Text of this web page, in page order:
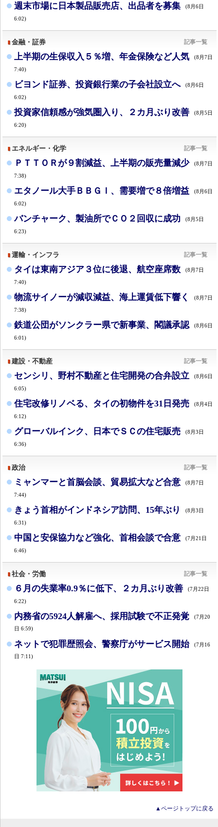
週末市場に日本製品販売店、出品者を募集 (8月6日
6:02)
金融・証券 記事一覧
上半期の生保収入５％増、年金保険など人気 (8月7日
7:40)
ビヨンド証券、投資銀行業の子会社設立へ (8月6日
6:02)
投資家信頼感が強気圏入り、２カ月ぶり改善 (8月5日
6:20)
エネルギー・化学 記事一覧
ＰＴＴＯＲが９割減益、上半期の販売量減少 (8月7日
7:38)
エタノール大手ＢＢＧＩ、需要増で８倍増益 (8月6日
6:02)
バンチャーク、製油所でＣＯ２回収に成功 (8月5日
6:23)
運輸・インフラ 記事一覧
タイは東南アジア３位に後退、航空座席数 (8月7日
7:40)
物流サイノーが減収減益、海上運賃低下響く (8月7日
7:38)
鉄道公団がソンクラー県で新事業、閣議承認 (8月6日
6:01)
建設・不動産 記事一覧
センシリ、野村不動産と住宅開発の合弁設立 (8月6日
6:05)
住宅改修リノベる、タイの初物件を31日発売 (8月4日
6:12)
グローバルインク、日本でＳＣの住宅販売 (8月3日
6:36)
政治 記事一覧
ミャンマーと首脳会談、貿易拡大など合意 (8月7日
7:44)
きょう首相がインドネシア訪問、15年ぶり (8月3日
6:31)
中国と安保協力など強化、首相会談で合意 (7月21日
6:46)
社会・労働 記事一覧
６月の失業率0.9％に低下、２カ月ぶり改善 (7月22日
6:22)
内務省の5924人解雇へ、採用試験で不正発覚
(7月20
日 6:59)
ネットで犯罪歴照会、警察庁がサービス開始
(7月16
日 7:11)
▲ページトップに戻る